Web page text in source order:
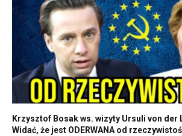
Krzysztof Bosak ws. wizyty Ursuli von der
Widać, że jest ODERWANA od